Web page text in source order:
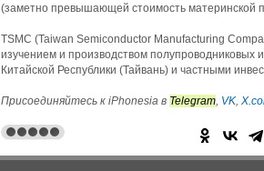
(заметно превышающей стоимость материнской
TSMC (Taiwan Semiconductor Manufacturing
изучением и производством полупроводниковых
Китайской Республики (Тайвань) и частными
Присоединяйтесь к iPhonesia в Telegram, VK,